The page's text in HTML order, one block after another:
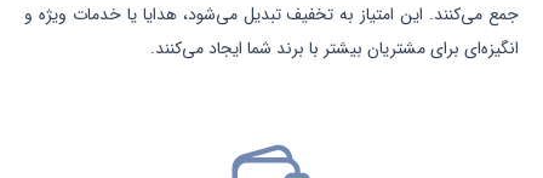
جمع می‌کنند. این امتیاز به تخفیف تبدیل می‌شود، هدایا یا خدمات ویژه و
انگیزه‌ای برای مشتریان بیشتر با برند شما ایجاد می‌کنند.